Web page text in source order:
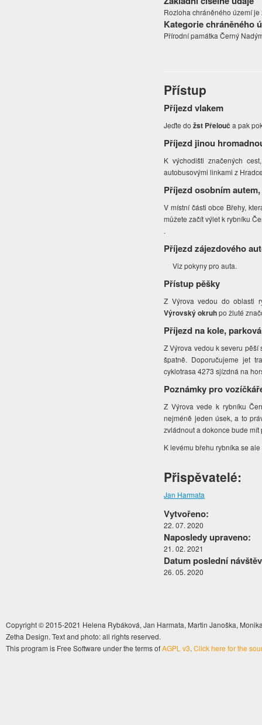
Rozloha chráněného území
Kategorie chráněného
Přírodní památka Černý
Přístup
Příjezd vlakem
Jeďte dožst Přelouč a pak
Příjezd jinou
K východišti značených
autobusovými linkami z
Příjezd osobním
V místní části obce Břehy,
můžete začít výlet k rybníku
.
Příjezd zájezdového
Viz pokyny pro auta.
Přístup pěšky
Z Výrova vedou do oblasti
Výrovský okruhpo žluté
Příjezd na kole,
Z Výrova vedou k severu
špatně. Doporučujeme jet
cyklotrasa 4273 sjízdná na
Poznámky pro
Z Výrova vede k rybníku
nejméně jeden úsek, a to
zvládnout a dokonce bude
K levému břehu rybníka se
Přispěvatelé:
Jan Harmata
Vytvořeno:
22. 07. 2020
Naposledy upraveno:
21. 02. 2021
Datum poslední
26. 05. 2020
Copyright © 2015-2021 Helena Rybáková, Jan Harmata, Martin Janoška,
Zetha Design. Text and photo: all rights reserved.
This program is Free Software under the terms ofAGPL v3. Click here for the